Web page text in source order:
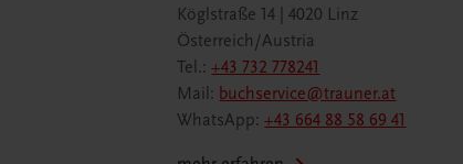
Köglstraße 14 | 4020 Linz
Österreich/Austria
Tel.:+43 732 778241
Mail: buchservice@trauner.at
WhatsApp:+43 664 88 58 69 41